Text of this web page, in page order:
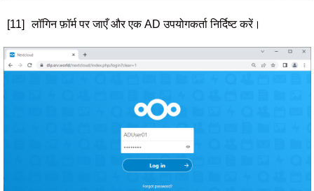
[11] लॉगिन फ़ॉर्म पर जाएँ और एक AD उपयोगकर्ता निर्दिष्ट करें।